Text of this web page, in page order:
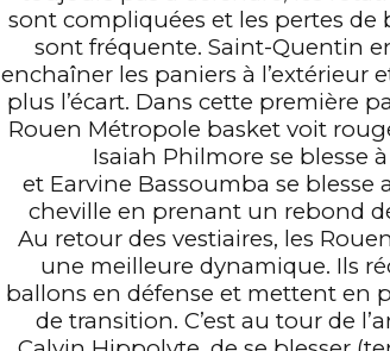
sont compliquées et les pertes de
sont fréquente. Saint-Quentin
enchaîner les paniers à l’extérieur
plus l’écart. Dans cette première
Rouen Métropole basket voit
Isaiah Philmore se blesse à
et Earvine Bassoumba se blesse
cheville en prenant un rebond
Au retour des vestiaires, les
une meilleure dynamique. Ils
ballons en défense et mettent en
de transition. C’est au tour de
0
0
1